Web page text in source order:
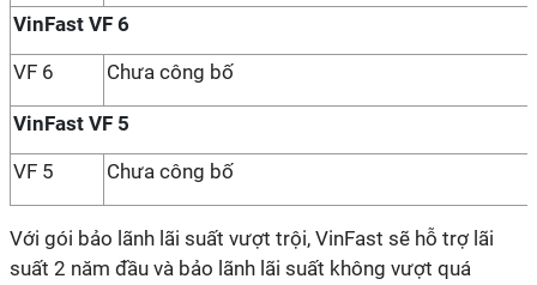
VinFast VF 6
VF 6
Chưa công bố
VinFast VF 5
VF 5
Chưa công bố
Với gói bảo lãnh lãi suất vượt trội, VinFast sẽ hỗ trợ lãi
suất 2 năm đầu và bảo lãnh lãi suất không vượt quá